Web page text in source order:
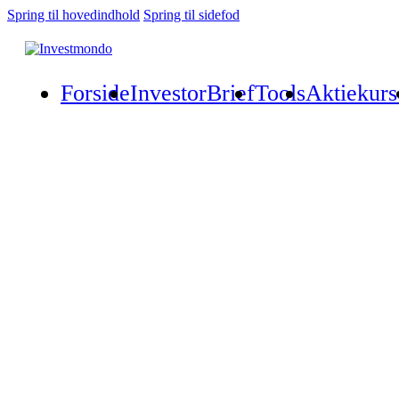
Spring til hovedindhold Spring til sidefod
ForsideInvestorBriefTools